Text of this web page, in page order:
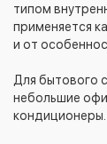
типом
применяется
и от
Для бытового
небольшие
кондиционеры.